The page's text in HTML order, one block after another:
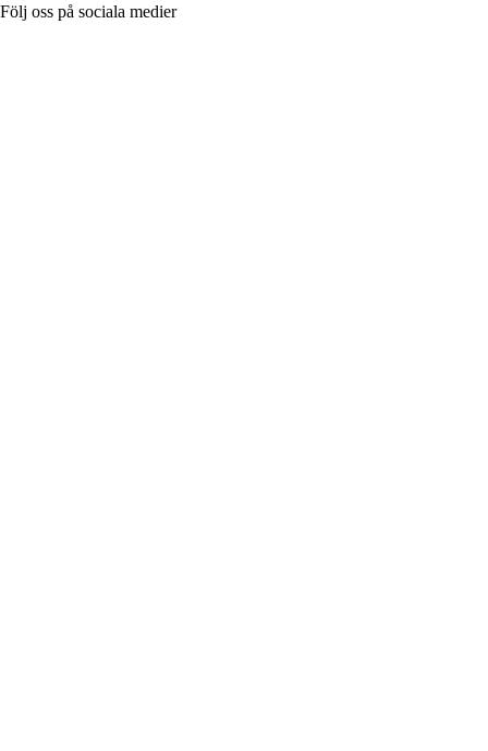
Följ oss på sociala medier